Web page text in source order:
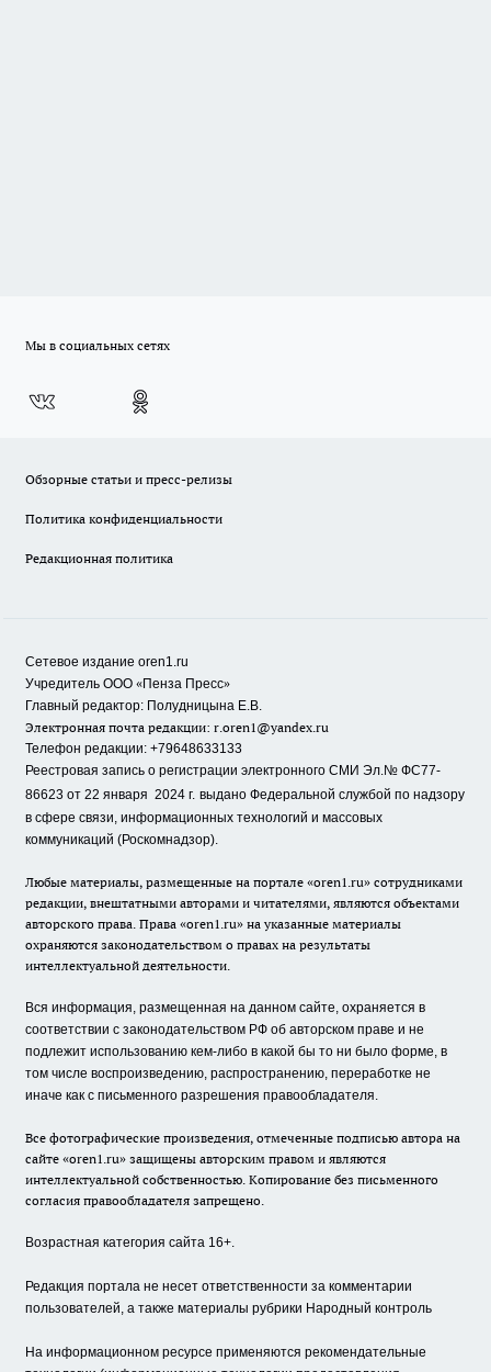
Мы в социальных сетях
Обзорные статьи и пресс-релизы
Политика конфиденциальности
Редакционная политика
Сетевое издание oren1.ru
Учредитель ООО «Пенза Пресс»
Главный редактор: Полудницына Е.В.
Электронная почта редакции: r.oren1@yandex.ru
Телефон редакции: +79648633133
Реестровая запись о регистрации электронного СМИ Эл.№ ФС77-
86623 от 22 января 2024 г. выдано Федеральной службой по надзору
в сфере связи, информационных технологий и массовых
коммуникаций (Роскомнадзор).
Любые материалы, размещенные на портале «oren1.ru» сотрудниками
редакции, внештатными авторами и читателями, являются объектами
авторского права. Права «oren1.ru» на указанные материалы
охраняются законодательством о правах на результаты
интеллектуальной деятельности.
Вся информация, размещенная на данном сайте, охраняется в
соответствии с законодательством РФ об авторском праве и не
подлежит использованию кем-либо в какой бы то ни было форме, в
том числе воспроизведению, распространению, переработке не
иначе как с письменного разрешения правообладателя.
Все фотографические произведения, отмеченные подписью автора на
сайте «oren1.ru» защищены авторским правом и являются
интеллектуальной собственностью. Копирование без письменного
согласия правообладателя запрещено.
Возрастная категория сайта 16+.
Редакция портала не несет ответственности за комментарии
пользователей, а также материалы рубрики Народный контроль
На информационном ресурсе применяются рекомендательные